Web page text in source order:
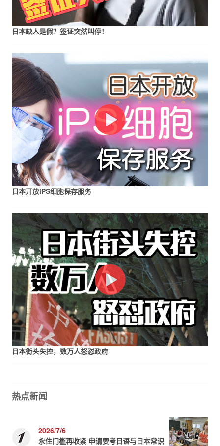
日本缺人是假？签证突然叫停！
日本开放iPS细胞保存服务
日本街头失控，数万人怒怼政府
热点新闻
2026/7/6
永住门槛再收紧 申请要考日语与日本常识